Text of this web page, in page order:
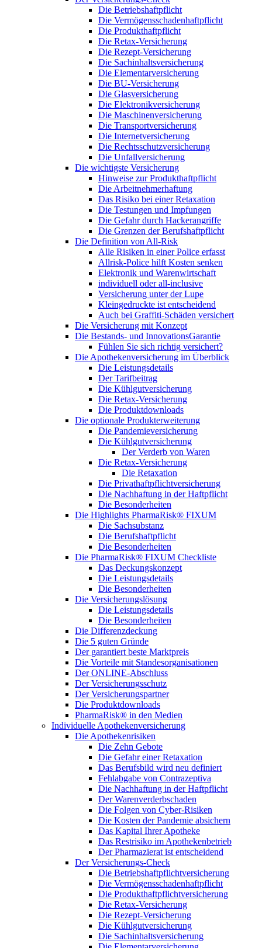
Die Betriebshaftpflicht
Die Vermögensschadenhaftpflicht
Die Produkthaftpflicht
Die Retax-Versicherung
Die Rezept-Versicherung
Die Sachinhaltsversicherung
Die Elementarversicherung
Die BU-Versicherung
Die Glasversicherung
Die Elektronikversicherung
Die Maschinenversicherung
Die Transportversicherung
Die Internetversicherung
Die Rechtsschutzversicherung
Die Unfallversicherung
Die wichtigste Versicherung
Hinweise zur Produkthaftpflicht
Die Arbeitnehmerhaftung
Das Risiko bei einer Retaxation
Die Testungen und Impfungen
Die Gefahr durch Hackerangriffe
Die Grenzen der Berufshaftpflicht
Die Definition von All-Risk
Alle Risiken in einer Police erfasst
Allrisk-Police hilft Kosten senken
Elektronik und Warenwirtschaft
individuell oder all-inclusive
Versicherung unter der Lupe
Kleingedruckte ist entscheidend
Auch bei Graffiti-Schäden versichert
Die Versicherung mit Konzept
Die Bestands- und InnovationsGarantie
Fühlen Sie sich richtig versichert?
Die Apothekenversicherung im Überblick
Die Leistungsdetails
Der Tarifbeitrag
Die Kühlgutversicherung
Die Retax-Versicherung
Die Produktdownloads
Die optionale Produkterweiterung
Die Pandemieversicherung
Die Kühlgutversicherung
Der Verderb von Waren
Die Retax-Versicherung
Die Retaxation
Die Privathaftpflichtversicherung
Die Nachhaftung in der Haftpflicht
Die Besonderheiten
Die Highlights PharmaRisk® FIXUM
Die Sachsubstanz
Die Berufshaftpflicht
Die Besonderheiten
Die PharmaRisk® FIXUM Checkliste
Das Deckungskonzept
Die Leistungsdetails
Die Besonderheiten
Die Versicherungslösung
Die Leistungsdetails
Die Besonderheiten
Die Differenzdeckung
Die 5 guten Gründe
Der garantiert beste Marktpreis
Die Vorteile mit Standesorganisationen
Der ONLINE-Abschluss
Der Versicherungsschutz
Der Versicherungspartner
Die Produktdownloads
PharmaRisk® in den Medien
Individuelle Apothekenversicherung
Die Apothekenrisiken
Die Zehn Gebote
Die Gefahr einer Retaxation
Das Berufsbild wird neu definiert
Fehlabgabe von Contrazeptiva
Die Nachhaftung in der Haftpflicht
Der Warenverderbschaden
Die Folgen von Cyber-Risiken
Die Kosten der Pandemie absichern
Das Kapital Ihrer Apotheke
Das Restrisiko im Apothekenbetrieb
Der Pharmazierat ist entscheidend
Der Versicherungs-Check
Die Betriebshaftpflichtversicherung
Die Vermögensschadenhaftpflicht
Die Produkthaftpflichtversicherung
Die Retax-Versicherung
Die Rezept-Versicherung
Die Kühlgutversicherung
Die Sachinhaltsversicherung